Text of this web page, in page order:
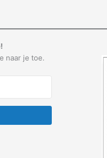
naar je toe.